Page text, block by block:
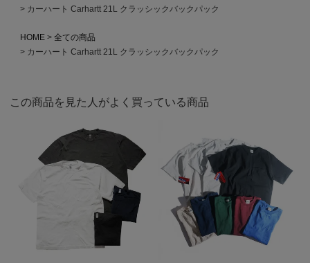
カーハート Carhartt 21L クラッシックバックパック
HOME
全ての商品
カーハート Carhartt 21L クラッシックバックパック
この商品を見た人がよく買っている商品